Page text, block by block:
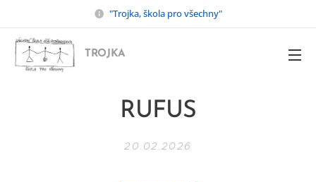
"Trojka, škola pro všechny"
TROJKA
RUFUS
20.02.2026